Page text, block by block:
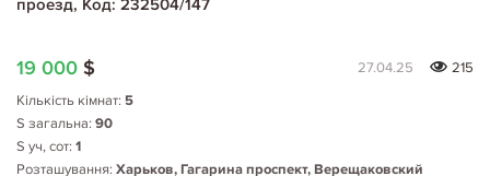
проезд, Код: 232504/147
19 000 $ 27.04.25
215
Кількість кімнат: 5
S загальна: 90
S уч, сот: 1
Розташування: Харьков, Гагарина проспект, Верещаковский